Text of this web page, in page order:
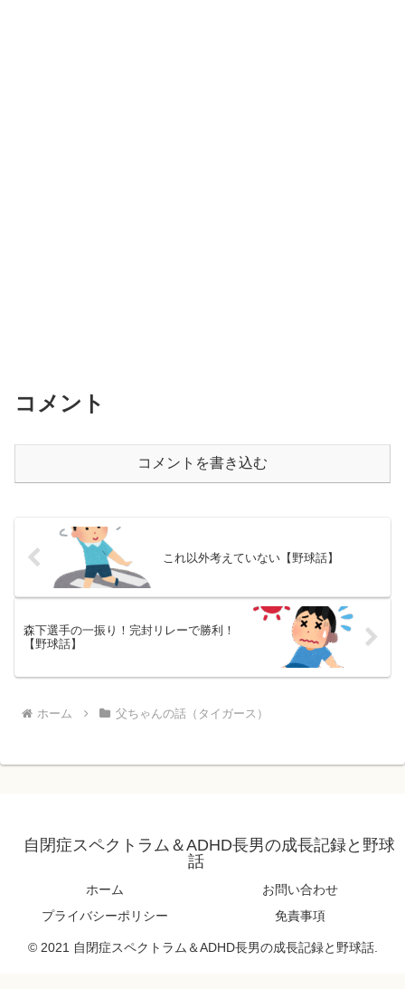
コメント
コメントを書き込む
これ以外考えていない【野球話】
森下選手の一振り！完封リレーで勝利！
【野球話】
ホーム 父ちゃんの話（タイガース）
自閉症スペクトラム＆ADHD長男の成長記録と野球
話
ホーム
お問い合わせ
プライバシーポリシー
免責事項
© 2021 自閉症スペクトラム＆ADHD長男の成長記録と野球話.